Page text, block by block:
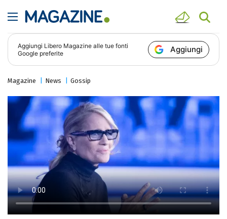
Aggiungi Libero Magazine alle tue fonti
Google preferite
Aggiungi
Magazine News Gossip